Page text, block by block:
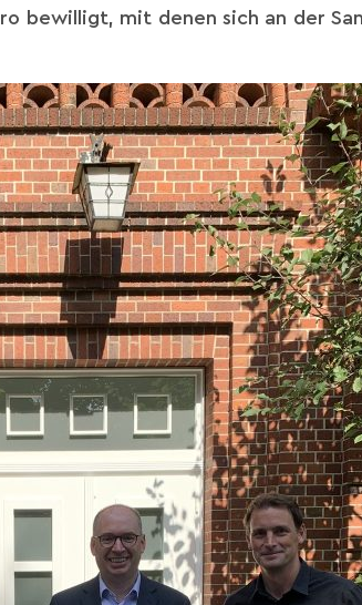
bewilligt, mit denen sich an der